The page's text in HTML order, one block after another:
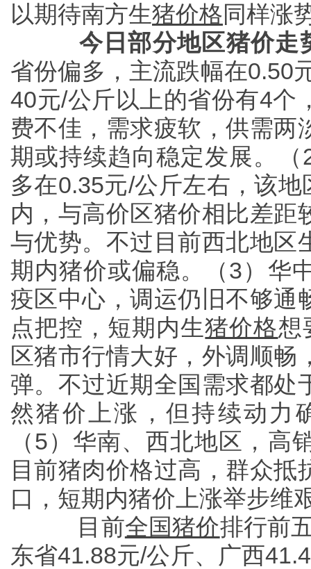
以期待南方生猪价格同样涨
今日部分地区猪价走
省份偏多，主流跌幅在0.50
40元/公斤以上的省份有4个
费不佳，需求疲软，供需两
期或持续趋向稳定发展。
多在0.35元/公斤左右，该
内，与高价区猪价相比差距
与优势。不过目前西北地区
期内猪价或偏稳。（3）华
疫区中心，调运仍旧不够通
点把控，短期内生猪价格想
区猪市行情大好，外调顺畅
弹。不过近期全国需求都处
然猪价上涨，但持续动力
（5）华南、西北地区，高
目前猪肉价格过高，群众
口，短期内猪价上涨举步维
目前全国猪价排行前
东省41.88元/公斤、广西